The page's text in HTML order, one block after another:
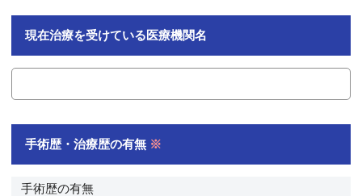
現在治療を受けている医療機関名
手術歴・治療歴の有無 ※
手術歴の有無